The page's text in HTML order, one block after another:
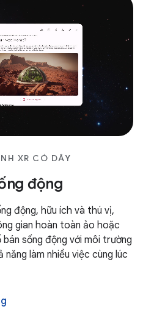
XR CÓ DÂY
động
động, hữu ích và thú vị,
gian hoàn toàn ảo hoặc
sống động với môi trường
làm nhiều việc cùng lúc